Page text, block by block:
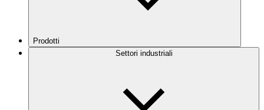
Prodotti
Settori industriali